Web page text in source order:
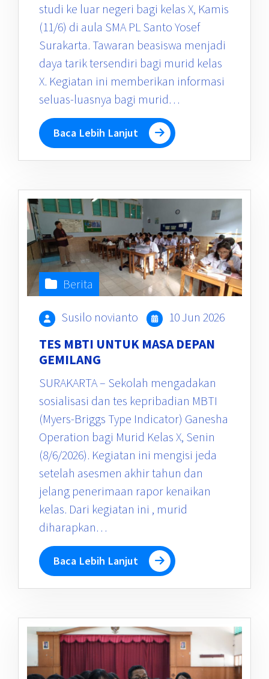
studi ke luar negeri bagi kelas X, Kamis
(11/6) di aula SMA PL Santo Yosef
Surakarta. Tawaran beasiswa menjadi
daya tarik tersendiri bagi murid kelas
X. Kegiatan ini memberikan informasi
seluas-luasnya bagi murid…
Baca Lebih Lanjut
Berita
Susilo novianto 10 Jun 2026
TES MBTI UNTUK MASA DEPAN
GEMILANG
SURAKARTA – Sekolah mengadakan
sosialisasi dan tes kepribadian MBTI
(Myers-Briggs Type Indicator) Ganesha
Operation bagi Murid Kelas X, Senin
(8/6/2026). Kegiatan ini mengisi jeda
setelah asesmen akhir tahun dan
jelang penerimaan rapor kenaikan
kelas. Dari kegiatan ini , murid
diharapkan…
Baca Lebih Lanjut